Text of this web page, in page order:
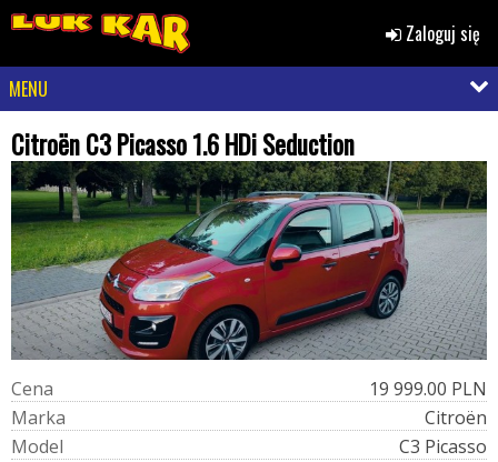
Zaloguj się
MENU
Citroën C3 Picasso 1.6 HDi Seduction
Cena
19 999.00 PLN
Marka
Citroën
Model
C3 Picasso